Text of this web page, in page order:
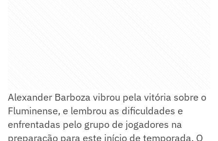
Alexander Barboza vibrou pela vitória sobre o
Fluminense, e lembrou as dificuldades e
enfrentadas pelo grupo de jogadores na
preparação para este início de temporada. O